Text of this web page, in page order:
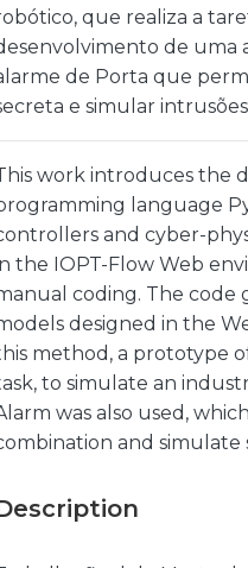
que realiza a
de uma
de Porta que
e simular
work introduces the
language
and cyber-
the IOPT-Flow Web
coding. The code
designed in the
method, a prototype
to simulate an
was also used,
and simulate